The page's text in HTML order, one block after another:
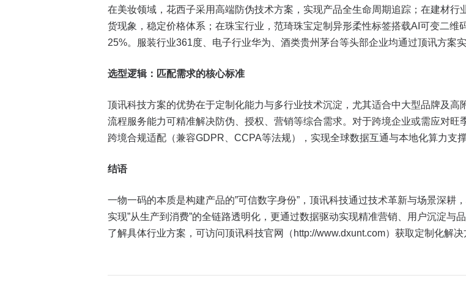
在美妆领域，花西子采用高端防伪技术方案，实现产品全生命周期追踪；在建材
货现象，稳定价格体系；在珠宝行业，范琦珠宝定制异形柔性标签搭载AI可变二
25%。服装行业361度、电子行业华为、酒类贵州茅台等头部企业均通过顶讯方案
选型逻辑：匹配需求的核心标准
顶讯科技方案的优势在于定制化能力与多行业技术沉淀，尤其适合中大型品牌及
流程服务能力可精准解决防伪、授权、营销等综合需求。对于跨境企业或需应对
跨境合规适配（兼容GDPR、CCPA等法规），实现全球数据互通与本地化算力支
结语
一物一码的本质是构建产品的”可信数字身份”，顶讯科技通过技术革新与场景深耕
实现”从生产到消费”的全链路透明化，更通过数据驱动实现精准营销、用户沉淀与
了解具体行业方案，可访问顶讯科技官网（http://www.dxunt.com）获取定制化解决